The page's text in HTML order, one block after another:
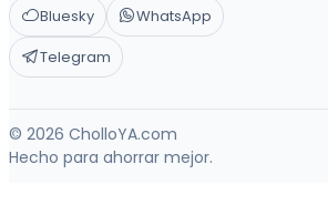
Bluesky
WhatsApp
Telegram
© 2026 CholloYA.com
Hecho para ahorrar mejor.